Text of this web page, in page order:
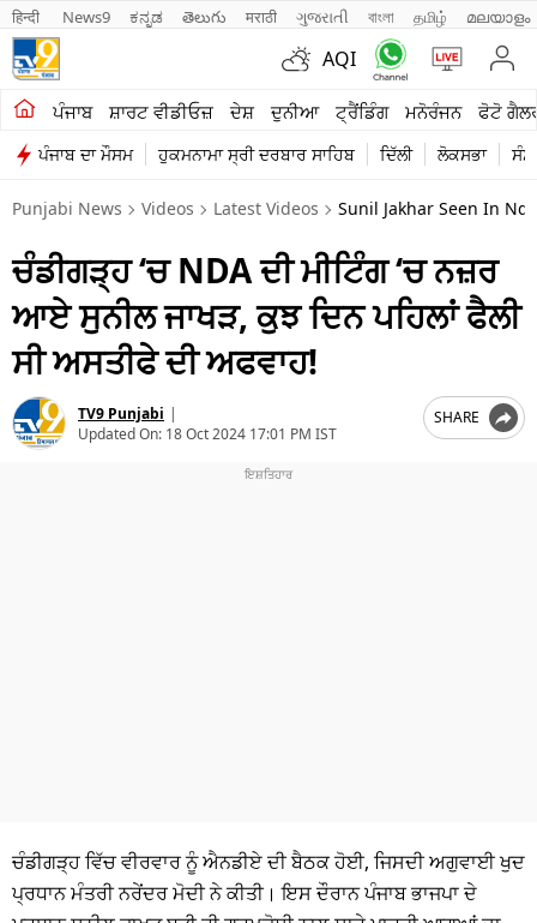
हिन्दी News9 ಕನ್ನಡ తెలుగు मराठी ગુજરાતી বাংলা தமிழ் മലയാളം
AQI
ਪੰਜਾਬ ਸ਼ਾਰਟ ਵੀਡੀਓਜ਼ ਦੇਸ਼ ਦੁਨੀਆ ਟ੍ਰੈਂਡਿੰਗ ਮਨੋਰੰਜਨ ਫੋਟੋ
ਪੰਜਾਬ ਦਾ ਮੌਸਮ ਹੁਕਮਨਾਮਾ ਸ੍ਰੀ ਦਰਬਾਰ ਸਾਹਿਬ ਦਿੱਲੀ ਲੋਕਸਭਾ
ਖੇਤੀਬਾੜੀ
ਸ਼ਾਰਟ ਵੀਡੀਓਜ਼
ਕਾਰੋਬਾਰ
ਕਰਿਅਰ
ਮਨੋਰੰਜਨ
ਦੇਸ਼
ਲਾਈਫ ਸਟਾਈਲ
ਚੋਣਾਂ 2026
Punjabi News Videos Latest Videos Sunil Jakhar Seen In
ਚੰਡੀਗੜ੍ਹ ‘ਚ NDA ਦੀ ਮੀਟਿੰਗ ‘ਚ ਨਜ਼ਰ
ਆਏ ਸੁਨੀਲ ਜਾਖੜ, ਕੁਝ ਦਿਨ ਪਹਿਲਾਂ ਫੈਲੀ
ਸੀ ਅਸਤੀਫੇ ਦੀ ਅਫਵਾਹ!
TV9 Punjabi |
Updated On: 18 Oct 2024 17:01 PM IST
SHARE
ਚੰਡੀਗੜ੍ਹ ਵਿੱਚ ਵੀਰਵਾਰ ਨੂੰ ਐਨਡੀਏ ਦੀ ਬੈਠਕ ਹੋਈ, ਜਿਸਦੀ ਅਗੁਵਾਈ ਖੁਦ
ਪ੍ਰਧਾਨ ਮੰਤਰੀ ਨਰੇਂਦਰ ਮੋਦੀ ਨੇ ਕੀਤੀ। ਇਸ ਦੌਰਾਨ ਪੰਜਾਬ ਭਾਜਪਾ ਦੇ